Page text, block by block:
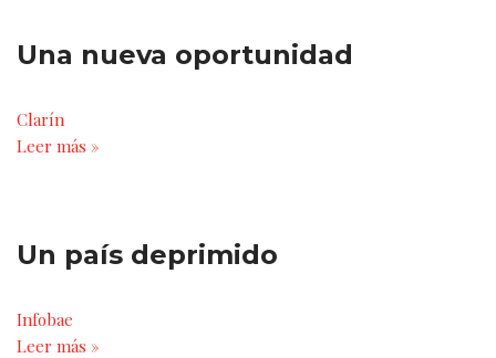
Una nueva oportunidad
Clarín
Leer más »
Un país deprimido
Infobae
Leer más »